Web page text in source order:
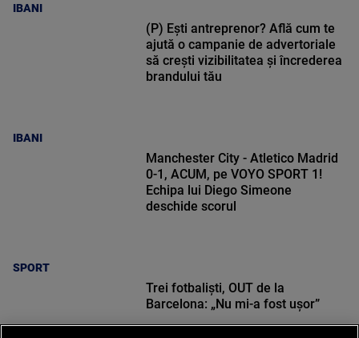
IBANI
IBANI
(P) Ești antreprenor? Află cum te
ajută o campanie de advertoriale
să crești vizibilitatea și încrederea
brandului tău
SPORT
Manchester City - Atletico Madrid
0-1, ACUM, pe VOYO SPORT 1!
Echipa lui Diego Simeone
deschide scorul
Trei fotbaliști, OUT de la
Barcelona: „Nu mi-a fost ușor”